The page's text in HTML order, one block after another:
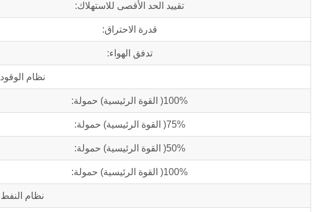
تقييد الحد الأقصى للاستهلاك:
قدرة الاحتراق:
تدفق الهواء:
نظام الوقود
100%( القوة الرئيسية) حمولة:
75%( القوة الرئيسية) حمولة:
50%( القوة الرئيسية) حمولة:
100%( القوة الرئيسية) حمولة:
نظام النفط